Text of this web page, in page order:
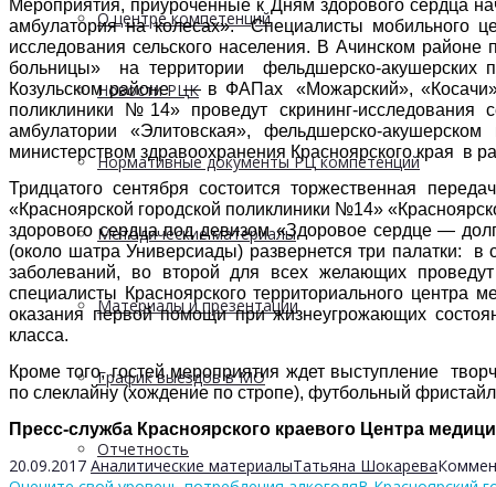
О центре компетенций
Новости РЦК
Нормативные документы РЦ компетенций
Методические материалы
Материалы и презентации
График выездов в МО
Отчетность
Мероприятия, приуроченные к Дням здорового сердца
амбулатория на колесах».Специалисты мобильного
исследования сельского населения. В Ачинском
больницы» на территории фельдшерско-акушерских
Козульском районе — в ФАПах «Можарский»,
поликлиники №14» проведут скрининг-исследования
амбулатории «Элитовcкая», фельдшерско-
министерством здравоохранения Красноярского края в
Тридцатого сентября состоится торжественная
«Красноярской городской поликлиники №14»
здорового сердца под девизом «Здоровое сердце —
(около шатра Универсиады) развернется три палатки: в
заболеваний, во второй для всех желающих
специалисты Красноярского территориального
оказания первой помощи при жизнеугрожающих
класса.
Кроме того, гостей мероприятия ждет выступление
по слеклайну (хождение по стропе), футбольный
Пресс-служба Красноярского краевого Центра
20.09.2017 Аналитические материалыТатьяна Шокарева